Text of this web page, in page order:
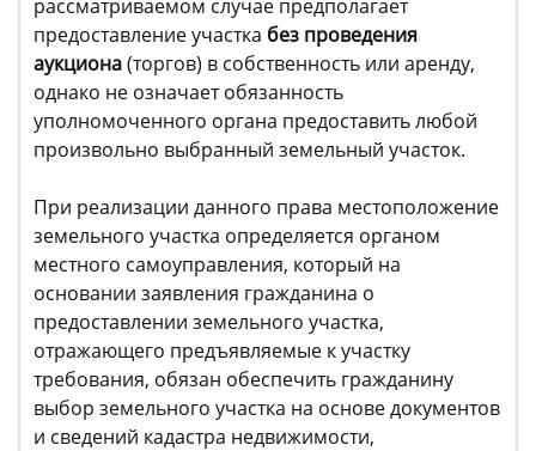
рассматриваемом случае предполагает
предоставление участка без проведения
аукциона(торгов) в собственность или аренду,
однако не означает обязанность
уполномоченного органа предоставить любой
произвольно выбранный земельный участок.
При реализации данного права местоположение
земельного участка определяется органом
местного самоуправления, который на
основании заявления гражданина о
предоставлении земельного участка,
отражающего предъявляемые к участку
требования, обязан обеспечить гражданину
выбор земельного участка на основе документов
и сведений кадастра недвижимости,